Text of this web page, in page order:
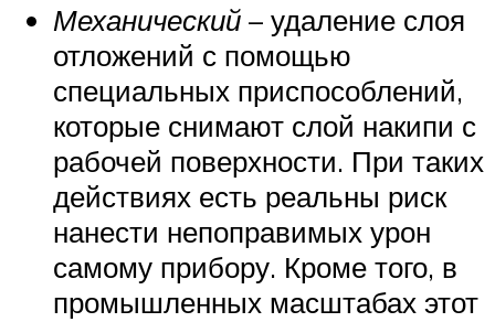
Механический – удаление слоя
отложений с помощью
специальных приспособлений,
которые снимают слой накипи с
рабочей поверхности. При таких
действиях есть реальны риск
нанести непоправимых урон
самому прибору. Кроме того, в
промышленных масштабах этот